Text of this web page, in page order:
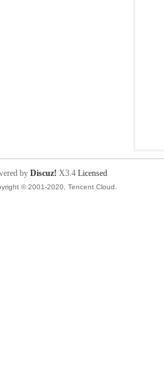
by Discuz! X3.4 Licensed
© 2001-2020, Tencent Cloud.